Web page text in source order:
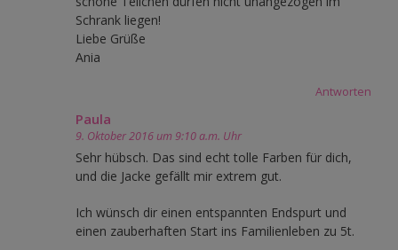
Schrank liegen!
Liebe Grüße
Ania
Antworten
Paula
9. Oktober 2016 um 9:10 a.m. Uhr
Sehr hübsch. Das sind echt tolle Farben für dich,
und die Jacke gefällt mir extrem gut.
Ich wünsch dir einen entspannten Endspurt und
einen zauberhaften Start ins Familienleben zu 5t.